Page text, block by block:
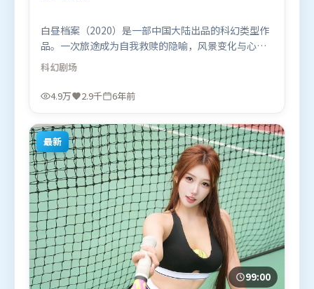
白昼档案（2020）是一部中国大陆出品的科幻类型作
品。一次旅途成为自我救赎的隐喻，风景变化与心境
转折彼此呼应。高潮段落信息密度高，情绪释放与主
题回扣同时完成。由吕克·贝松执导，黄政民、基里
安·墨菲、章子怡，堺雅人等联袂出演。影片于2020
欢科幻题材的观众观看。
科幻剧场
4.9万 2.9千 6年前
最新
99:00